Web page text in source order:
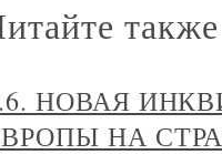
также
НОВАЯ
НА